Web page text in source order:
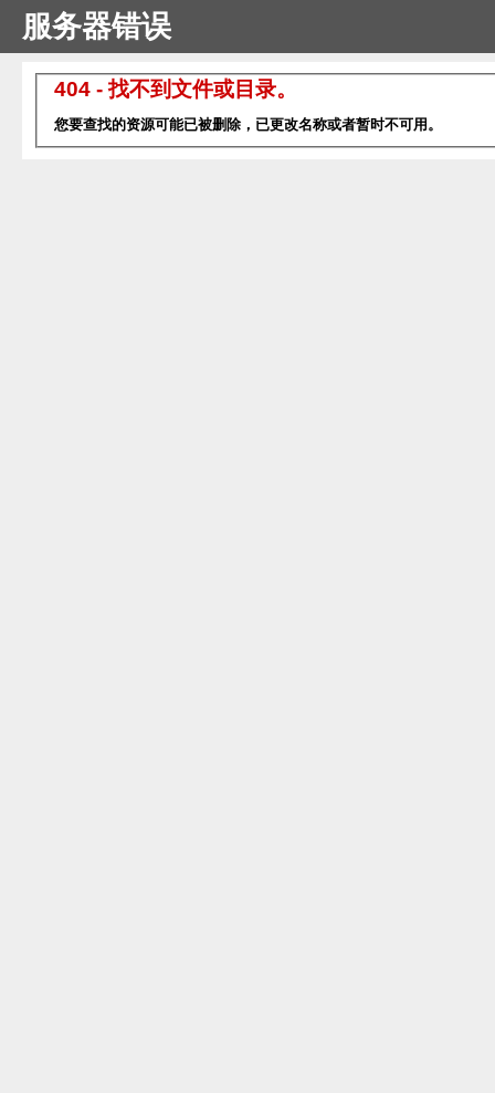
服务器错误
404 - 找不到文件或目录。
您要查找的资源可能已被删除，已更改名称或者暂时不可用。